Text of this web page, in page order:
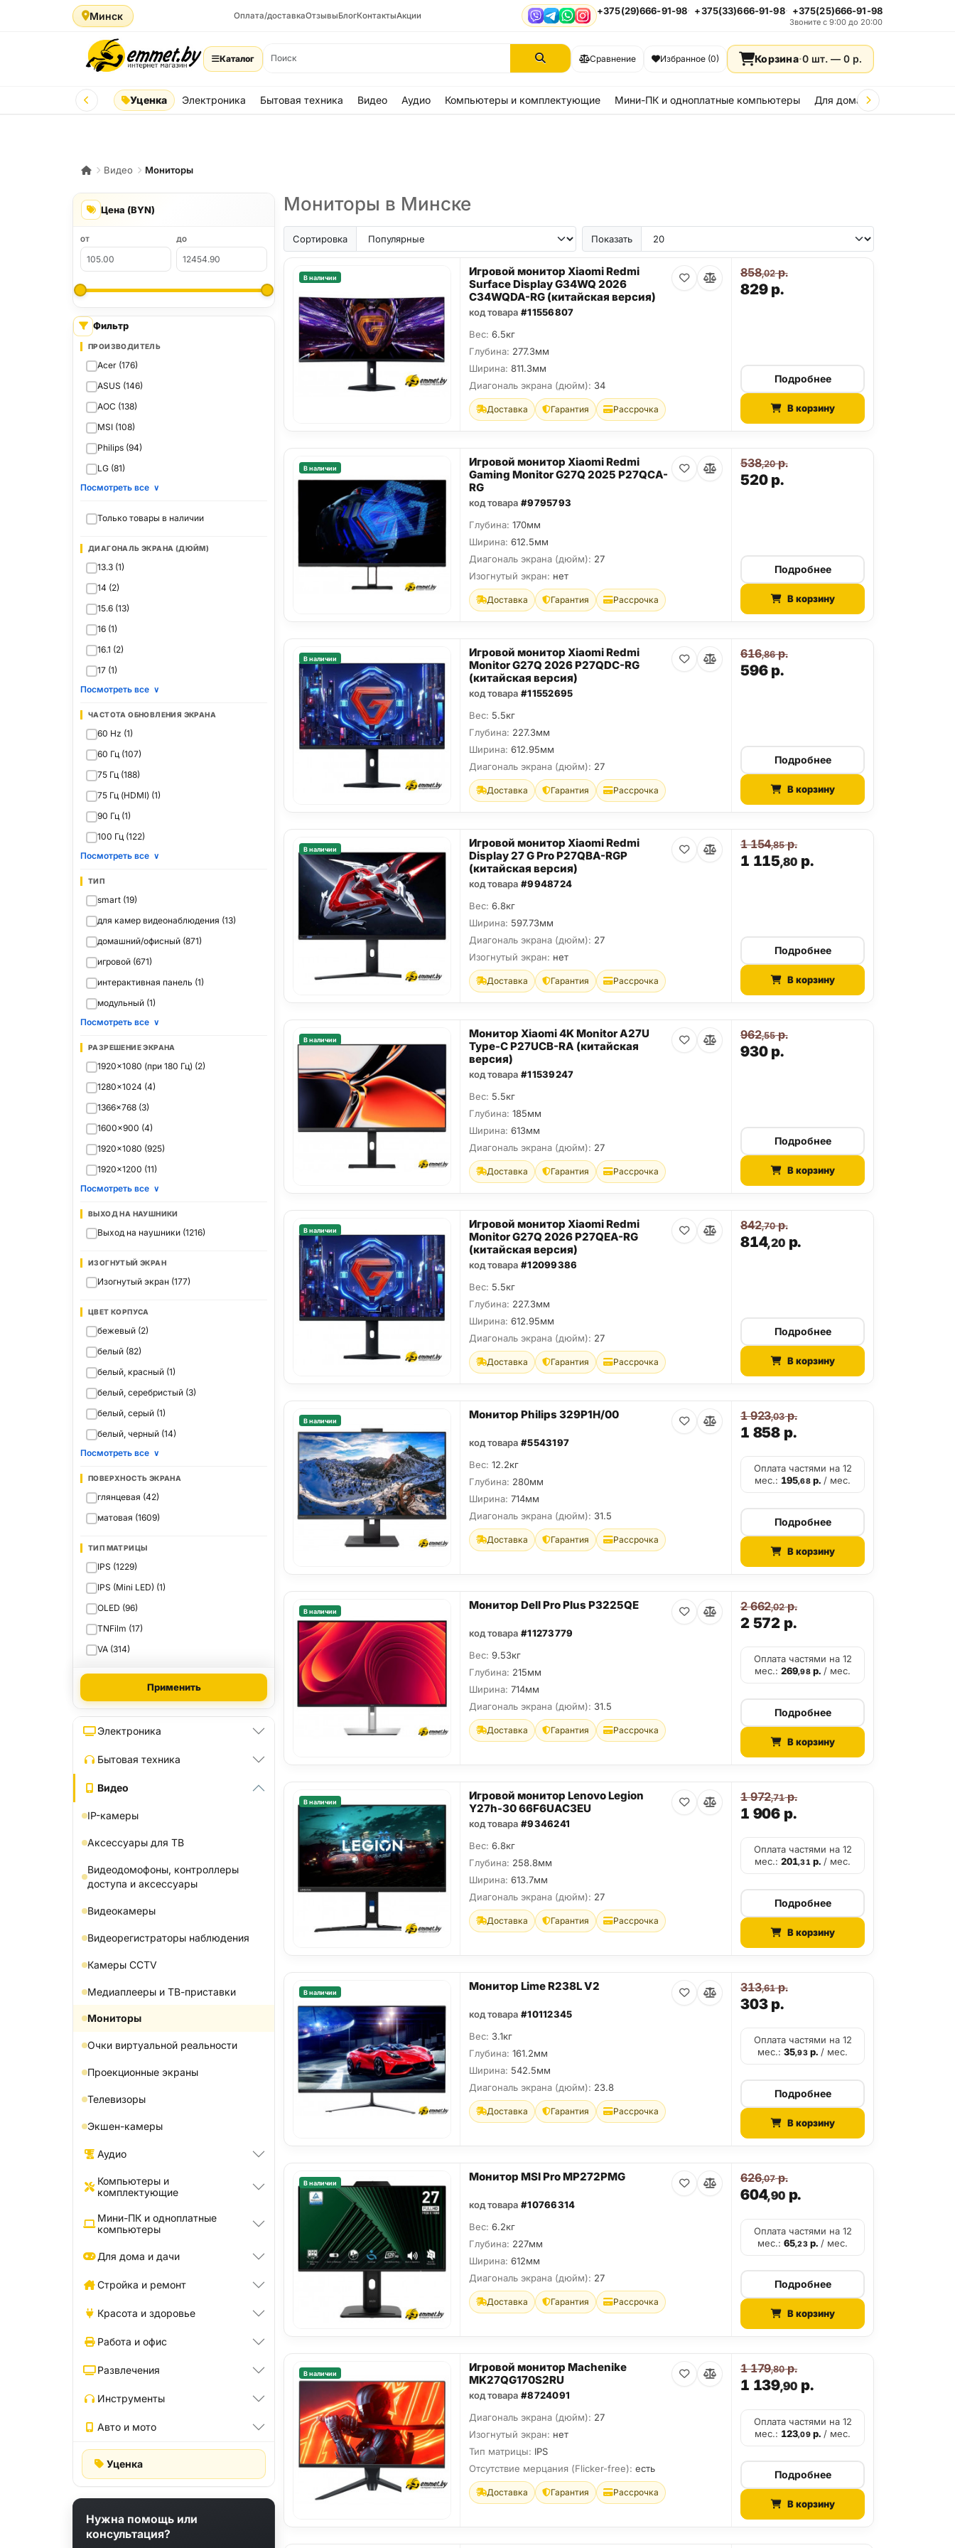
Минск Оплата/доставкаОтзывыБлогКонтактыАкции ViberTelegram
WhatsApp
Instagram
+375(29)666-91-98 +375(33)666-91-98 +375(25)666-91-98
Звоните с 9:00 до 20:00
Каталог Сравнение Избранное (0) Корзина·0 шт. — 0 р.
Уценка Электроника Бытовая техника Видео Аудио Компьютеры и комплектующие Мини-ПК и одноплатные компьютеры Для дома и дачи
Видео Мониторы
Цена (BYN)
ОТ ДО
Фильтр
ПРОИЗВОДИТЕЛЬ
Acer (176)
ASUS (146)
AOC (138)
MSI (108)
Philips (94)
LG (81)
Посмотреть все ∨
Только товары в наличии
ДИАГОНАЛЬ ЭКРАНА (ДЮЙМ)
13.3 (1)
14 (2)
15.6 (13)
16 (1)
16.1 (2)
17 (1)
Посмотреть все ∨
ЧАСТОТА ОБНОВЛЕНИЯ ЭКРАНА
60 Hz (1)
60 Гц (107)
75 Гц (188)
75 Гц (HDMI) (1)
90 Гц (1)
100 Гц (122)
Посмотреть все ∨
ТИП
smart (19)
для камер видеонаблюдения (13)
домашний/офисный (871)
игровой (671)
интерактивная панель (1)
модульный (1)
Посмотреть все ∨
РАЗРЕШЕНИЕ ЭКРАНА
1920x1080 (при 180 Гц) (2)
1280x1024 (4)
1366x768 (3)
1600x900 (4)
1920x1080 (925)
1920x1200 (11)
Посмотреть все ∨
ВЫХОД НА НАУШНИКИ
Выход на наушники (1216)
ИЗОГНУТЫЙ ЭКРАН
Изогнутый экран (177)
ЦВЕТ КОРПУСА
бежевый (2)
белый (82)
белый, красный (1)
белый, серебристый (3)
белый, серый (1)
белый, черный (14)
Посмотреть все ∨
ПОВЕРХНОСТЬ ЭКРАНА
глянцевая (42)
матовая (1609)
ТИП МАТРИЦЫ
IPS (1229)
IPS (Mini LED) (1)
OLED (96)
TNFilm (17)
VA (314)
Применить
Электроника
Бытовая техника
Видео
IP-камеры
Аксессуары для ТВ
Видеодомофоны, контроллеры
доступа и аксессуары
Видеокамеры
Видеорегистраторы наблюдения
Камеры CCTV
Медиаплееры и ТВ-приставки
Мониторы
Очки виртуальной реальности
Проекционные экраны
Телевизоры
Экшен-камеры
Аудио
Компьютеры и
комплектующие
Мини-ПК и одноплатные
компьютеры
Для дома и дачи
Стройка и ремонт
Красота и здоровье
Работа и офис
Развлечения
Инструменты
Авто и мото
Уценка
Нужна помощь или
консультация?
Мониторы в Минске
Сортировка Показать
В наличии
Игровой монитор Xiaomi Redmi
Surface Display G34WQ 2026
C34WQDA-RG (китайская версия)
код товара #11556807
Вес: 6.5кг
Глубина: 277.3мм
Ширина: 811.3мм
Диагональ экрана (дюйм): 34
Доставка Гарантия Рассрочка
829р.
858,02р.
Подробнее
В корзину
В наличии
Игровой монитор Xiaomi Redmi
Gaming Monitor G27Q 2025 P27QCA-
RG
код товара #9795793
Глубина: 170мм
Ширина: 612.5мм
Диагональ экрана (дюйм): 27
Изогнутый экран: нет
Доставка Гарантия Рассрочка
520р.
538,20р.
Подробнее
В корзину
В наличии
Игровой монитор Xiaomi Redmi
Monitor G27Q 2026 P27QDC-RG
(китайская версия)
код товара #11552695
Вес: 5.5кг
Глубина: 227.3мм
Ширина: 612.95мм
Диагональ экрана (дюйм): 27
Доставка Гарантия Рассрочка
596р.
616,86р.
Подробнее
В корзину
В наличии
Игровой монитор Xiaomi Redmi
Display 27 G Pro P27QBA-RGP
(китайская версия)
код товара #9948724
Вес: 6.8кг
Ширина: 597.73мм
Диагональ экрана (дюйм): 27
Изогнутый экран: нет
Доставка Гарантия Рассрочка
1 115,80 р.
1 154,85р.
Подробнее
В корзину
В наличии
Монитор Xiaomi 4K Monitor A27U
Type-C P27UCB-RA (китайская
версия)
код товара #11539247
Вес: 5.5кг
Глубина: 185мм
Ширина: 613мм
Диагональ экрана (дюйм): 27
Доставка Гарантия Рассрочка
930р.
962,55р.
Подробнее
В корзину
В наличии
Игровой монитор Xiaomi Redmi
Monitor G27Q 2026 P27QEA-RG
(китайская версия)
код товара #12099386
Вес: 5.5кг
Глубина: 227.3мм
Ширина: 612.95мм
Диагональ экрана (дюйм): 27
Доставка Гарантия Рассрочка
814,20р.
842,70р.
Подробнее
В корзину
В наличии Монитор Philips 329P1H/00
код товара #5543197
Вес: 12.2кг
Глубина: 280мм
Ширина: 714мм
Диагональ экрана (дюйм): 31.5
Доставка Гарантия Рассрочка
1 858 р.
1 923,03р.
Оплата частями на 12
мес.: 195,68р./ мес.
Подробнее
В корзину
В наличии Монитор Dell Pro Plus P3225QE
код товара #11273779
Вес: 9.53кг
Глубина: 215мм
Ширина: 714мм
Диагональ экрана (дюйм): 31.5
Доставка Гарантия Рассрочка
2 572 р.
2 662,02р.
Оплата частями на 12
мес.:269,98р./ мес.
Подробнее
В корзину
В наличии
Игровой монитор Lenovo Legion
Y27h-30 66F6UAC3EU
код товара #9346241
Вес: 6.8кг
Глубина: 258.8мм
Ширина: 613.7мм
Диагональ экрана (дюйм): 27
Доставка Гарантия Рассрочка
1 906 р.
1 972,71р.
Оплата частями на 12
мес.:201,31 р./ мес.
Подробнее
В корзину
В наличии Монитор Lime R238L V2
код товара #10112345
Вес: 3.1кг
Глубина: 161.2мм
Ширина: 542.5мм
Диагональ экрана (дюйм): 23.8
Доставка Гарантия Рассрочка
303р.
313,61р.
Оплата частями на 12
мес.:35,93р./ мес.
Подробнее
В корзину
В наличии Монитор MSI Pro MP272PMG
код товара #10766314
Вес: 6.2кг
Глубина: 227мм
Ширина: 612мм
Диагональ экрана (дюйм): 27
Доставка Гарантия Рассрочка
604,90р.
626,07р.
Оплата частями на 12
мес.:65,23р./ мес.
Подробнее
В корзину
В наличии
Игровой монитор Machenike
MK27QG170S2RU
код товара #8724091
Диагональ экрана (дюйм): 27
Изогнутый экран: нет
Тип матрицы: IPS
Отсутствие мерцания (Flicker-free): есть
Доставка Гарантия Рассрочка
1 139,90 р.
1 179,80р.
Оплата частями на 12
мес.: 123,09р./ мес.
Подробнее
В корзину